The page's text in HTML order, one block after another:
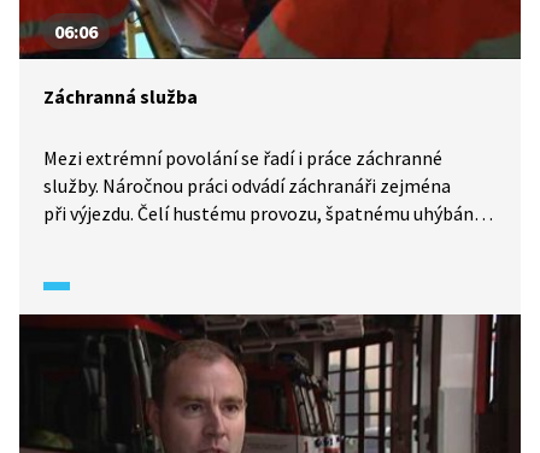
06:06
Záchranná služba
Mezi extrémní povolání se řadí i práce záchranné
služby. Náročnou práci odvádí záchranáři zejména
při výjezdu. Čelí hustému provozu, špatnému uhýbání
plní i operátoři tísňového volání. Povolání je mnohdy
frustrující, avšak odměnou každému záchranáři je
vědomí, že mohl člověku pomoci.